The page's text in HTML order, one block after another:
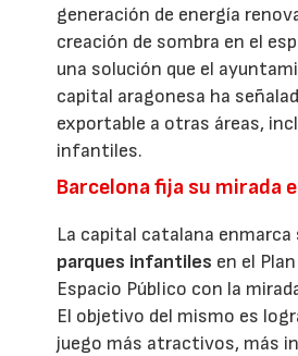
generación de energía
creación de sombra en el
una solución que el
capital aragonesa ha
exportable a otras áreas,
infantiles.
Barcelona fija su mirada
La capital catalana enmarca
parques infantiles en el
Espacio Público con la
El objetivo del mismo es
juego más atractivos, más